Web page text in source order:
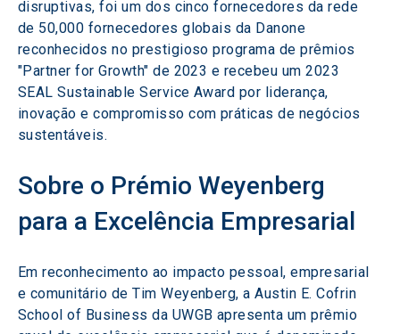
disruptivas, foi um dos cinco fornecedores da rede
de 50,000 fornecedores globais da Danone
reconhecidos no prestigioso programa de prêmios
"Partner for Growth" de 2023 e recebeu um 2023
SEAL Sustainable Service Award por liderança,
inovação e compromisso com práticas de negócios
sustentáveis.
Sobre o Prémio Weyenberg
para a Excelência Empresarial
Em reconhecimento ao impacto pessoal, empresarial
e comunitário de Tim Weyenberg, a Austin E. Cofrin
School of Business da UWGB apresenta um prêmio